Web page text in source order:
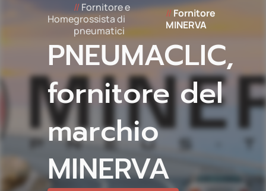
Home
// Fornitore e
grossista di
pneumatici
// Fornitore
MINERVA
PNEUMACLIC,
fornitore del
marchio
MINERVA